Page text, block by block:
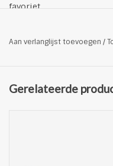
favoriet.
monkstrap schoenen.
Productdetails
Aan verlanglijst toevoegen /
Gerelateerde